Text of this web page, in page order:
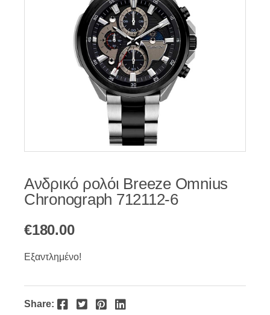
Ανδρικό ρολόι Breeze Omnius
Chronograph 712112-6
€180.00
Εξαντλημένο!
Share: Facebook Twitter Pinterest LinkedIn